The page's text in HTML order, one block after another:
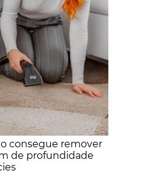
consegue remover
de profundidade